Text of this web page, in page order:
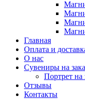
Главная
Оплата и
О нас
Сувениры на
Портрет на
Отзывы
Контакты